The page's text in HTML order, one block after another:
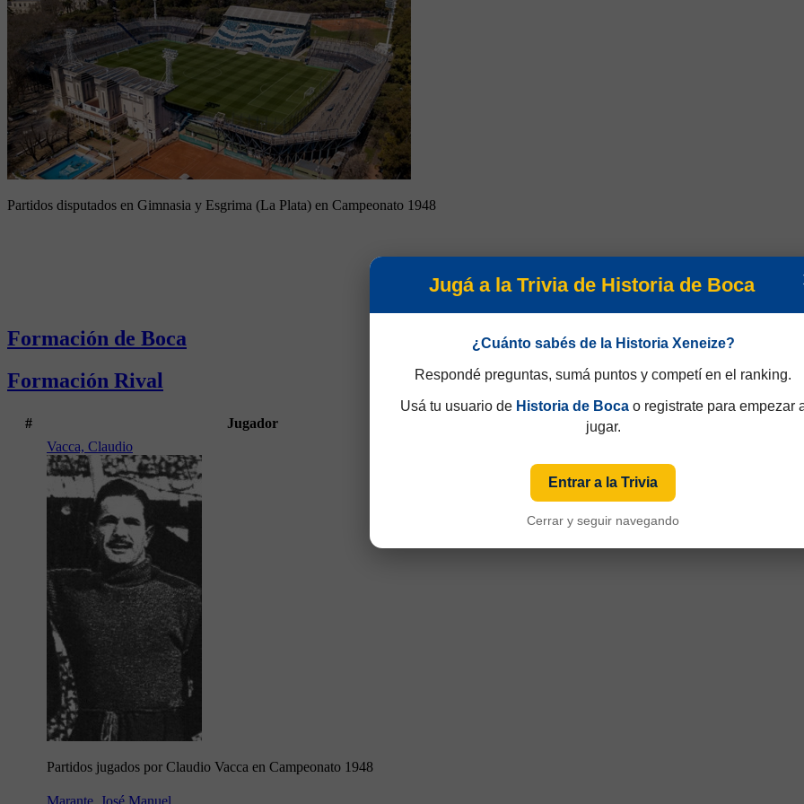
Partidos disputados en Gimnasia y Esgrima (La Plata) en Campeonato 1948
Formación de Boca
Formación Rival
#
Jugador
Vacca, Claudio
Partidos jugados por Claudio Vacca en Campeonato 1948
Jugá a la Trivia de Historia de Boca
¿Cuánto sabés de la Historia Xeneize?
Respondé preguntas, sumá puntos y competí en el ranking.
Usá tu usuario de Historia de Bocao registrate para empezar
jugar.
Entrar a la Trivia
Cerrar y seguir navegando